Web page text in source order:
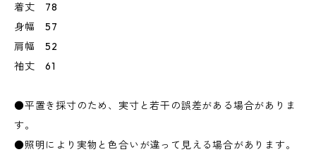
着丈 78
身幅 57
肩幅 52
袖丈 61
●平置き採寸のため、実寸と若干の誤差がある場合がありま
す。
●照明により実物と色合いが違って見える場合があります。